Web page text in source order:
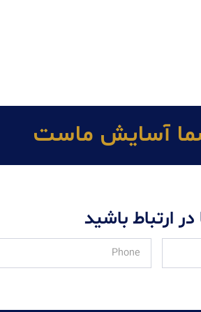
آسايش ماست
در ارتباط باشید